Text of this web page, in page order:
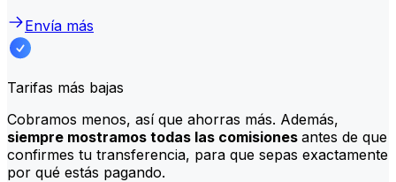
Envía más
Tarifas más bajas
Cobramos menos, así que ahorras más. Además,
siempre mostramos todas las comisiones antes de que
confirmes tu transferencia, para que sepas exactamente
por qué estás pagando.